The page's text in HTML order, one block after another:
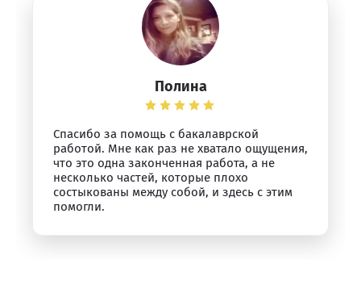
Полина
Спасибо за помощь с бакалаврской
работой. Мне как раз не хватало ощущения,
что это одна законченная работа, а не
несколько частей, которые плохо
состыкованы между собой, и здесь с этим
помогли.